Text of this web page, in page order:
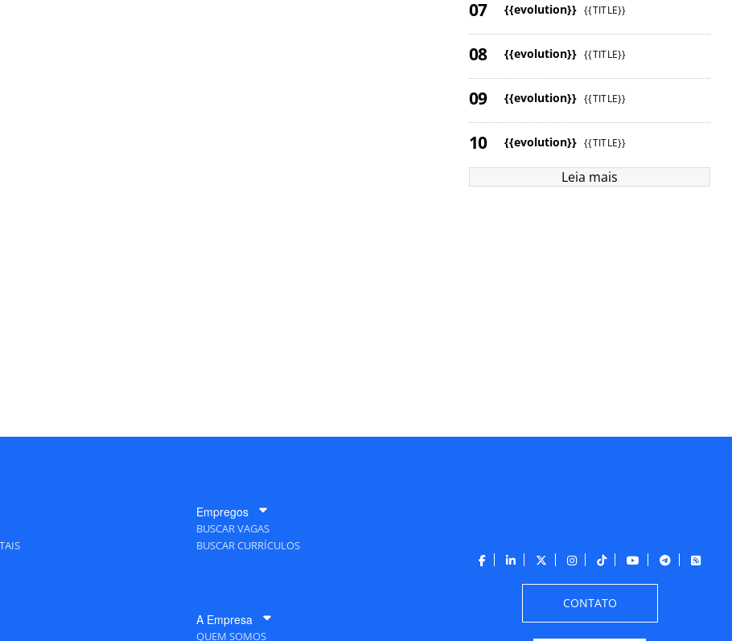
{{evolution}} {{TITLE}}
{{evolution}} {{TITLE}}
{{evolution}} {{TITLE}}
{{evolution}} {{TITLE}}
Leia mais
Empregos
BUSCAR VAGAS
BUSCAR CURRÍCULOS
A Empresa
QUEM SOMOS
CONTATO